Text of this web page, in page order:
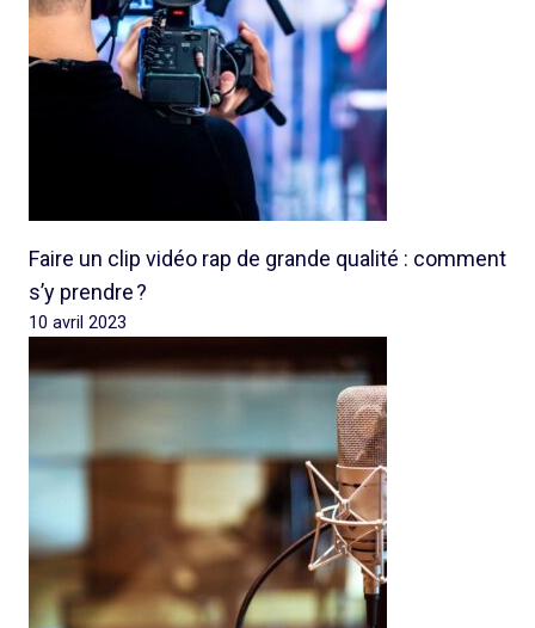
Faire un clip vidéo rap de grande qualité : comment
s’y prendre ?
10 avril 2023